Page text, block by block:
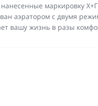
маркировку
аэратором с двумя
вашу жизнь в разы